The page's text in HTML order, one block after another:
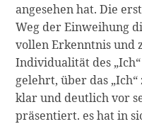
angesehen hat. Die
Weg der Einweihung
vollen Erkenntnis und
Individualität des
gelehrt, über das
klar und deutlich vor
präsentiert. es hat in